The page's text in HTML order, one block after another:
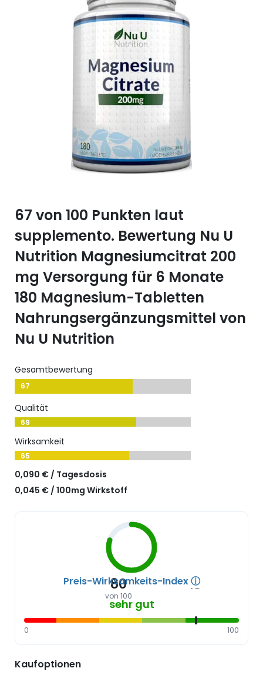
Selen (Se)
Silicium (Si)
Zink (Zn)
Vitamin B12
Vitamin C
Vitamin D
Vitamin E
Vitamin K
Vitamin Q (Q10)
67 von 100 Punkten laut
supplemento. Bewertung Nu U
Nutrition Magnesiumcitrat 200
mg Versorgung für 6 Monate
180 Magnesium-Tabletten
Nahrungsergänzungsmittel von
Nu U Nutrition
Gesamtbewertung
67
Qualität
69
Wirksamkeit
65
0,090 € / Tagesdosis
0,045 € / 100mg Wirkstoff
80
von 100
Preis-Wirksamkeits-Indexⓘ
sehr gut
0 100
Kaufoptionen